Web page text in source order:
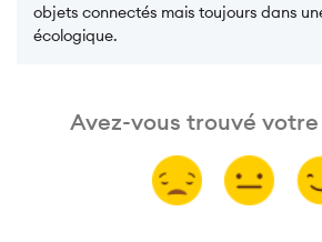
objets connectés mais toujours dans
écologique.
Avez-vous trouvé votre